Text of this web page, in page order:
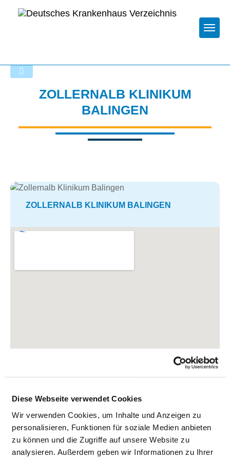
Diese Webseite verwendet Cookies
Wir verwenden Cookies, um Inhalte und Anzeigen zu
personalisieren, Funktionen für soziale Medien anbieten
zu können und die Zugriffe auf unsere Website zu
analysieren. Außerdem geben wir Informationen zu Ihrer
ZOLLERNALB KLINIKUM
BALINGEN
ZOLLERNALB KLINIKUM BALINGEN
Tübinger Straße 30
72336 Balingen